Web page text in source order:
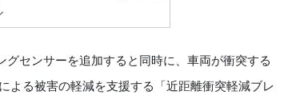
センサーを追加すると同時に、車両が衝突する
よる被害の軽減を支援する「近距離衝突軽減ブレ